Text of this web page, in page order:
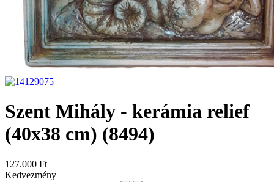
Szent Mihály - kerámia relief
(40x38 cm) (8494)
127.000 Ft
Kedvezmény